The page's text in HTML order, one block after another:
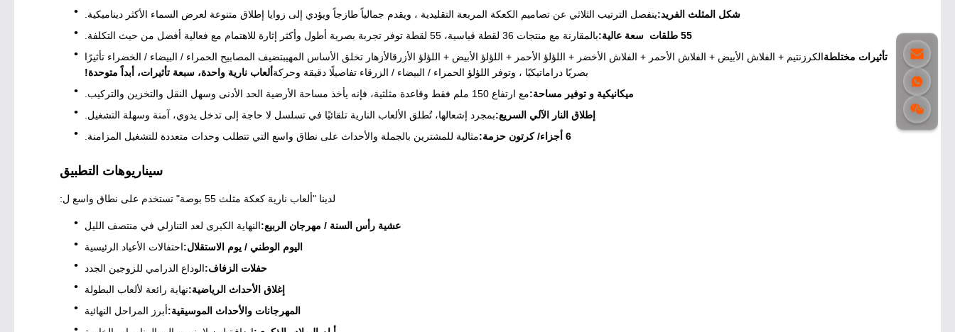
شكل المثلث الفريد:ينفصل الترتيب الثلاثي عن تصاميم الكعكة المربعة التقليدية ، ويقدم جمالياً طازجاً ويؤدي إلى زوايا إطلاق متنوعة لعرض السماء الأكثر ديناميكية.
55 طلقات ‬ سعة عالية:
بالمقارنة مع منتجات 36 لقطة قياسية، 55 لقطة توفر تجربة بصرية أطول وأكثر إثارة للاهتمام مع فعالية أفضل من حيث التكلفة.
تأثيرات مختلطةالكرزنتيم + الفلاش الأبيض + الفلاش الأحمر + الفلاش الأخضر + اللؤلؤ الأحمر + اللؤلؤ الأبيض + اللؤلؤ الأزرقالأزهار تخلق الأساس المهيبتضيف المصابيح الحمراء / البيضاء / الخضراء تأثيرًا
بصريًا دراماتيكيًا ، وتوفر اللؤلؤ الحمراء / البيضاء / الزرقاء تفاصيلًا دقيقة وحركة ألعاب نارية واحدة، سبعة تأثيرات، أبداً متوحدة!
ميكانيكية و توفير مساحة:مع ارتفاع 150 ملم فقط وقاعدة مثلثية، فإنه يأخذ مساحة الأرضية الحد الأدنى وسهل النقل والتخزين والتركيب.
إطلاق النار الآلي السريع:بمجرد إشعالها، تُطلق الألعاب النارية تلقائيًا في تسلسل لا حاجة إلى تدخل يدوي، آمنة وسهلة التشغيل.
6 أجزاء/ كرتون حزمة:
مثالية للمشترين بالجملة والأحداث على نطاق واسع التي تتطلب وحدات متعددة للتشغيل المزامنة.
سيناريوهات التطبيق
لدينا "ألعاب نارية كعكة مثلث 55 بوصة" تستخدم على نطاق واسع ل:
عشية رأس السنة / مهرجان الربيع:النهاية الكبرى لعد التنازلي في منتصف الليل
اليوم الوطني / يوم الاستقلال:احتفالات الأعياد الرئيسية
حفلات الزفاف:الوداع الدرامي للزوجين الجدد
إغلاق الأحداث الرياضية:نهاية رائعة لألعاب البطولة
المهرجانات والأحداث الموسيقية:أبرز المراحل النهائية